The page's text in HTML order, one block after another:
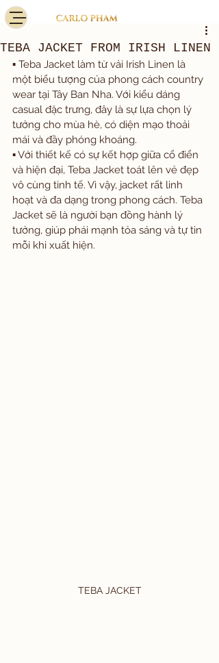
TEBA JACKET FROM IRISH LINEN
▪️ Teba Jacket làm từ vải Irish Linen là
một biểu tượng của phong cách country
wear tại Tây Ban Nha. Với kiểu dáng
casual đặc trưng, đây là sự lựa chọn lý
tưởng cho mùa hè, có diện mạo thoải
mái và đầy phóng khoáng.
▪️ Với thiết kế có sự kết hợp giữa cổ điển
và hiện đại, Teba Jacket toát lên vẻ đẹp
vô cùng tinh tế. Vì vậy, jacket rất linh
hoạt và đa dạng trong phong cách. Teba
Jacket sẽ là người bạn đồng hành lý
tưởng, giúp phái mạnh tỏa sáng và tự tin
mỗi khi xuất hiện.
TEBA JACKET